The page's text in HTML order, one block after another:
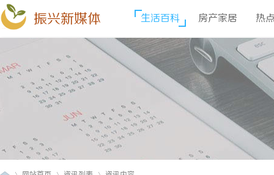
振兴新媒体 生活百科 房产家居 热